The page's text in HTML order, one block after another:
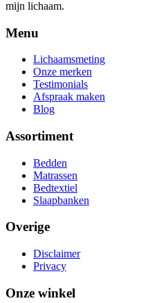
mijn lichaam.
Menu
Lichaamsmeting
Onze merken
Testimonials
Afspraak maken
Blog
Assortiment
Bedden
Matrassen
Bedtextiel
Slaapbanken
Overige
Disclaimer
Privacy
Onze winkel